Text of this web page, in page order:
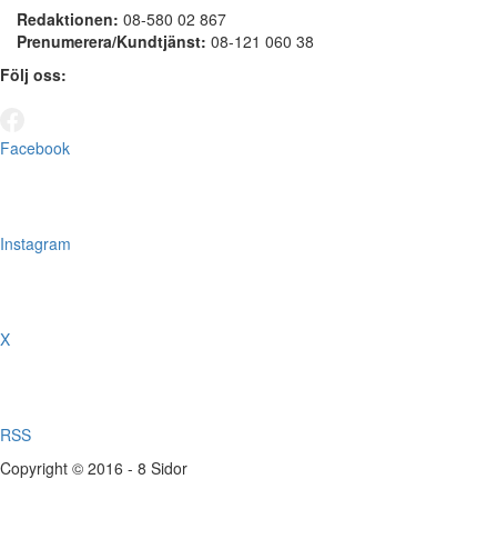
Redaktionen: 08-580 02 867
Prenumerera/Kundtjänst: 08-121 060 38
Följ oss:
Facebook
Instagram
X
RSS
Copyright © 2016 - 8 Sidor